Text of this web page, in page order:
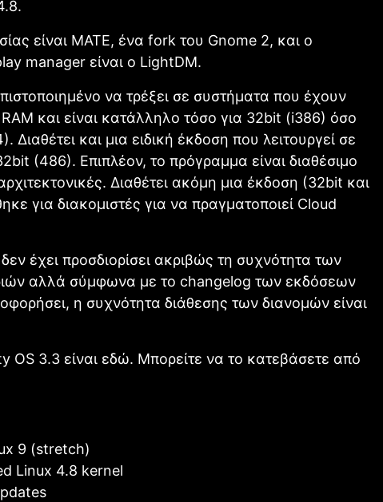
είναι MATE, ένα fork του Gnome 2, και ο
manager είναι o LightDM.
να τρέξει σε συστήματα που έχουν
και είναι κατάλληλο τόσο για 32bit (i386) όσο
Διαθέτει και μια ειδική έκδοση που λειτουργεί σε
(486). Επιπλέον, το πρόγραμμα είναι διαθέσιμο
Διαθέτει ακόμη μια έκδοση (32bit και
για διακομιστές για να πραγματοποιεί Cloud
έχει προσδιορίσει ακριβώς τη συχνότητα των
αλλά σύμφωνα με το changelog των εκδόσεων
η συχνότητα διάθεσης των διανομών είναι
OS 3.3 είναι εδώ. Μπορείτε να το κατεβάσετε από
9 (stretch)
Linux 4.8 kernel